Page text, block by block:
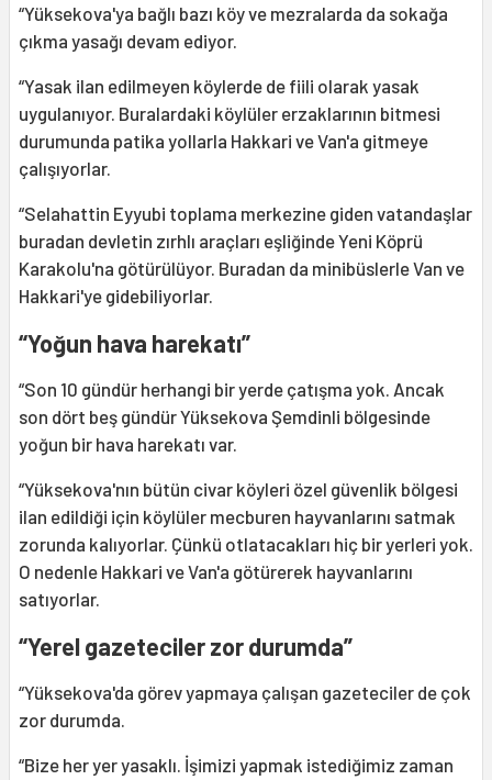
“Yüksekova'ya bağlı bazı köy ve mezralarda da sokağa
çıkma yasağı devam ediyor.
“Yasak ilan edilmeyen köylerde de fiili olarak yasak
uygulanıyor. Buralardaki köylüler erzaklarının bitmesi
durumunda patika yollarla Hakkari ve Van'a gitmeye
çalışıyorlar.
“Selahattin Eyyubi toplama merkezine giden vatandaşlar
buradan devletin zırhlı araçları eşliğinde Yeni Köprü
Karakolu'na götürülüyor. Buradan da minibüslerle Van ve
Hakkari'ye gidebiliyorlar.
“Yoğun hava harekatı”
“Son 10 gündür herhangi bir yerde çatışma yok. Ancak
son dört beş gündür Yüksekova Şemdinli bölgesinde
yoğun bir hava harekatı var.
“Yüksekova'nın bütün civar köyleri özel güvenlik bölgesi
ilan edildiği için köylüler mecburen hayvanlarını satmak
zorunda kalıyorlar. Çünkü otlatacakları hiç bir yerleri yok.
O nedenle Hakkari ve Van'a götürerek hayvanlarını
satıyorlar.
“Yerel gazeteciler zor durumda”
“Yüksekova'da görev yapmaya çalışan gazeteciler de çok
zor durumda.
“Bize her yer yasaklı. İşimizi yapmak istediğimiz zaman